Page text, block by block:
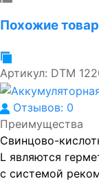
Похожие
Артикул: DTM
Отзывов: 0
Преимущества
Свинцово-
L являются
с системой